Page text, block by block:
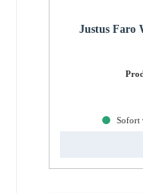
Justus Faro
Sofort